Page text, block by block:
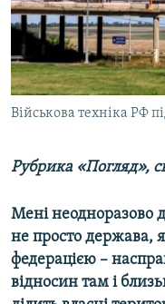
ВІДЕОУРОКИ «ELIFBE»
СВІДЧЕННЯ ОКУПАЦІЇ
УКРАЇНСЬКА ПРОБЛЕМА
ІНФОГРАФІКА
Русский
Qırımtatar
ДОЛУЧАЙСЯ!
Військова техніка РФ
Рубрика «Погляд»,
Мені неодноразово
не просто держава,
федерацією –
відносин там і